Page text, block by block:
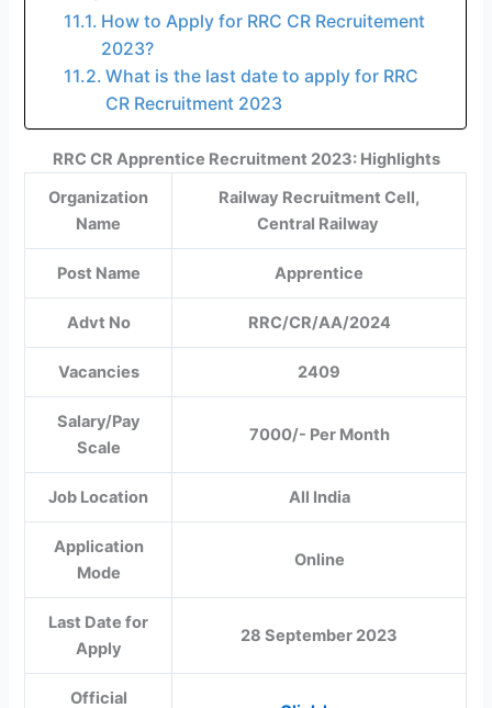
How to Apply for RRC CR Recruitement
2023?
What is the last date to apply for RRC
CR Recruitment 2023
RRC CR Apprentice Recruitment 2023: Highlights
Organization
Name
Railway Recruitment Cell,
Central Railway
Post Name Apprentice
Advt No RRC/CR/AA/2024
Vacancies 2409
Salary/Pay
Scale
7000/- Per Month
Job Location All India
Application
Mode
Online
Last Date for
Apply
28 September 2023
Official